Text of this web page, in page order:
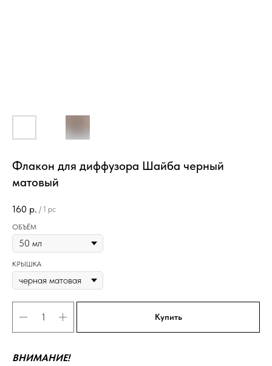
Флакон для диффузора Шайба черный
матовый
160 р. / 1 pc
ОБЪЁМ
КРЫШКА
Купить
ВНИМАНИЕ!